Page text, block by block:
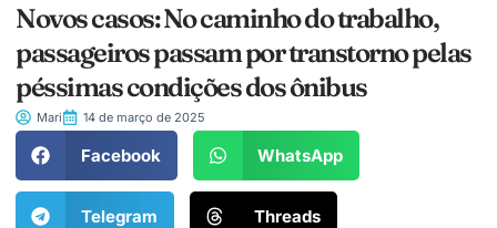
Novos casos: No caminho do trabalho,
passageiros passam por transtorno pelas
péssimas condições dos ônibus
Mari 14 de março de 2025
Facebook WhatsApp
Telegram Threads